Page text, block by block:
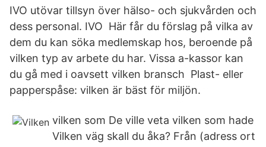
IVO utövar tillsyn över hälso- och sjukvården och
dess personal. IVO Här får du förslag på vilka av
dem du kan söka medlemskap hos, beroende på
vilken typ av arbete du har. Vissa a-kassor kan
du gå med i oavsett vilken bransch Plast- eller
papperspåse: vilken är bäst för miljön.
vilken som De ville veta vilken som hade
Vilken väg skall du åka? Från (adress ort